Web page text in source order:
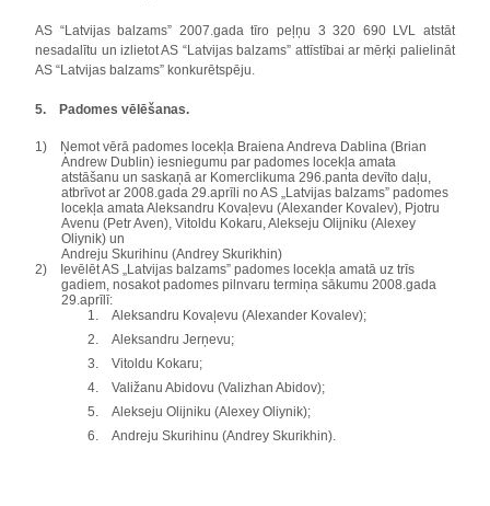
AS “Latvijas balzams” 2007.gada tīro peļņu 3 320 690 LVL atstāt
nesadalītu un izlietot AS “Latvijas balzams” attīstībai ar mērķi palielināt
AS “Latvijas balzams” konkurētspēju.
5. Padomes vēlēšanas.
1) Ņemot vērā padomes locekļa Braiena Andreva Dablina (Brian
Andrew Dublin) iesniegumu par padomes locekļa amata
atstāšanu un saskaņā ar Komerclikuma 296.panta devīto daļu,
atbrīvot ar 2008.gada 29.aprīli no AS „Latvijas balzams” padomes
locekļa amata Aleksandru Kovaļevu (Alexander Kovalev), Pjotru
Avenu (Petr Aven), Vitoldu Kokaru, Alekseju Olijniku (Alexey
Oliynik) un
Andreju Skurihinu (Andrey Skurikhin)
2)
Ievēlēt AS „Latvijas balzams” padomes locekļa amatā uz trīs
gadiem, nosakot padomes pilnvaru termiņa sākumu 2008.gada
29.aprīlī:
1.
Aleksandru Kovaļevu (Alexander Kovalev);
2.
Aleksandru Jerņevu;
3.
Vitoldu Kokaru;
4.
Valižanu Abidovu (Valizhan Abidov);
5.
Alekseju Olijniku (Alexey Oliynik);
6.
Andreju Skurihinu (Andrey Skurikhin).